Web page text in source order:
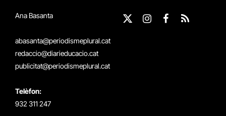
Ana Basanta
abasanta@periodismeplural.cat
redaccio@diarieducacio.cat
publicitat@periodismeplural.cat
Telèfon:
932 311 247
X
Instagram
Facebook
RSS